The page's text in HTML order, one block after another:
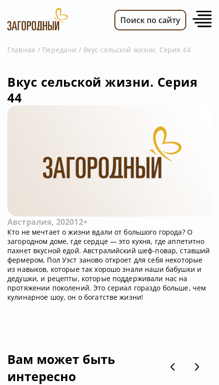
НОВОСТИ
РЕКЛАМОДАТЕЛЯМ
Поиск по сайту
Главная Передачи Вкус сельской жизни. Серия 44
Вкус сельской жизни. Серия
44
Австралия, 202012+
Кто не мечтает о жизни вдали от большого города? О
загородном доме, где сердце — это кухня, где аппетитно
пахнет вкусной едой. Австралийский шеф-повар, ставший
фермером, Пол Уэст заново откроет для себя некоторые
из навыков, которые так хорошо знали наши бабушки и
дедушки, и рецепты, которые поддерживали нас на
протяжении поколений. Это сериал гораздо больше, чем
кулинарное шоу, он о богатстве жизни!
Вам может быть
интересно